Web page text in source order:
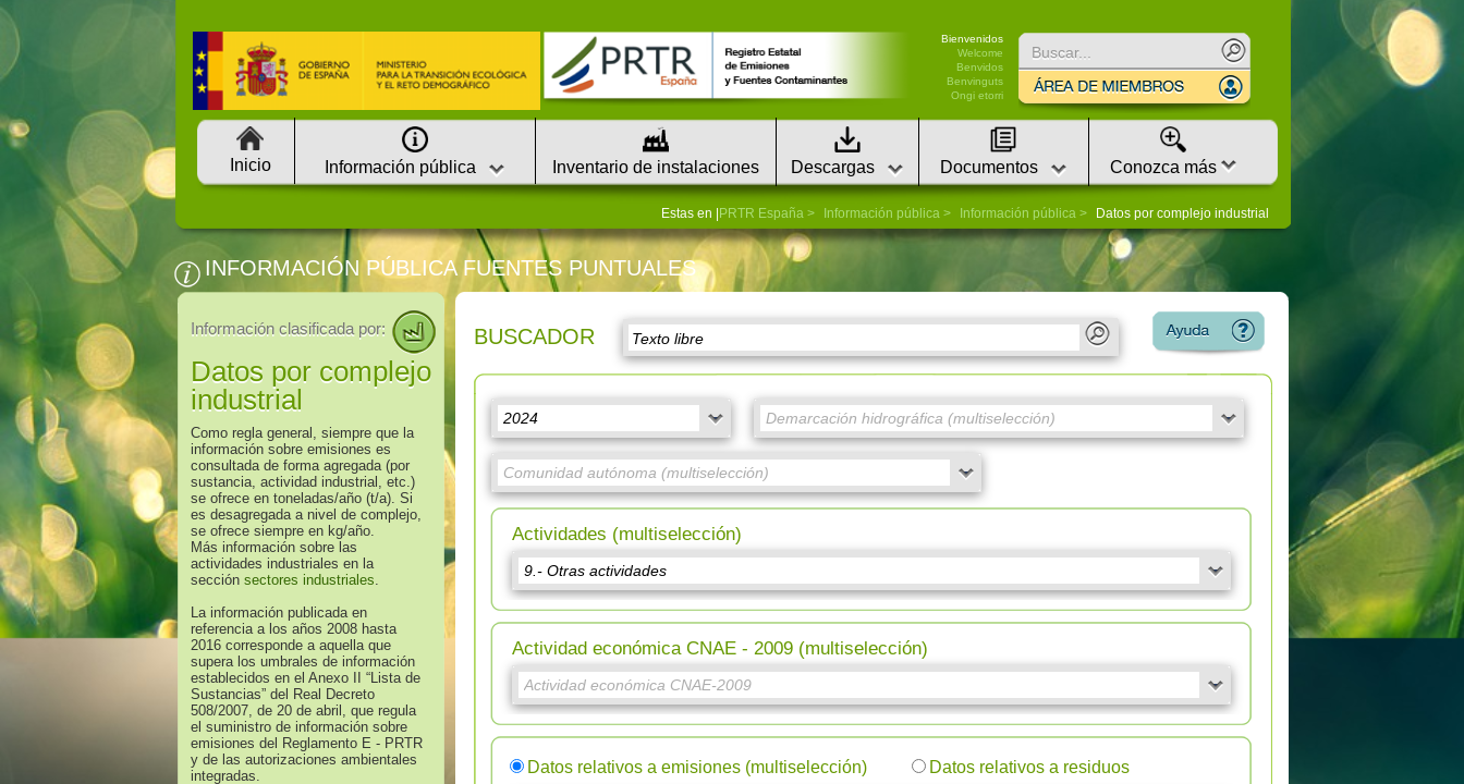
Bienvenidos
Welcome
Benvidos
Benvinguts
Ongi etorri
Inicio Información pública Inventario de instalaciones Descargas Documentos Conozca más
Estas en | PRTR España Información pública Información pública Datos por complejo industrial
INFORMACIÓN PÚBLICA FUENTES PUNTUALES
Información clasificada por:
Datos por complejo
industrial
Como regla general, siempre que la
información sobre emisiones es
consultada de forma agregada (por
sustancia, actividad industrial, etc.)
se ofrece en toneladas/año (t/a). Si
es desagregada a nivel de complejo,
se ofrece siempre en kg/año.
Más información sobre las
actividades industriales en la
sección sectores industriales.
La información publicada en
referencia a los años 2008 hasta
2016 corresponde a aquella que
supera los umbrales de información
establecidos en el Anexo II “Lista de
Sustancias” del Real Decreto
508/2007, de 20 de abril, que regula
el suministro de información sobre
emisiones del Reglamento E - PRTR
y de las autorizaciones ambientales
integradas.
BUSCADOR
Actividades (multiselección)
Actividad económica CNAE - 2009 (multiselección)
Datos relativos a emisiones (multiselección) Datos relativos a residuos